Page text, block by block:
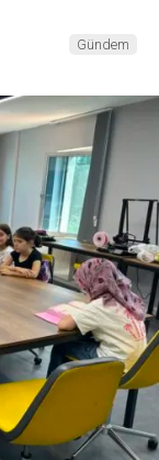
Gündem